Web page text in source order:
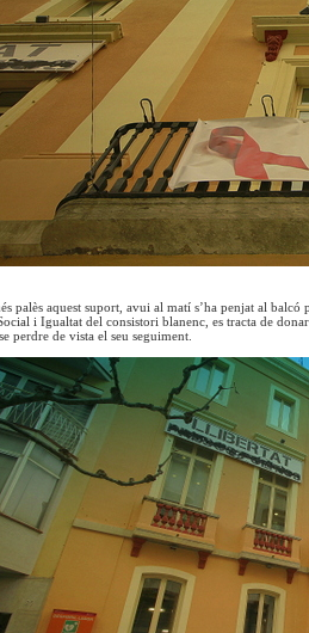
palès aquest suport, avui al matí s’ha penjat al
i Igualtat del consistori blanenc, es tracta de
perdre de vista el seu seguiment.